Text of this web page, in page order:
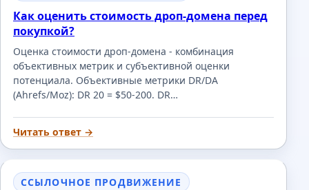
Как оценить стоимость дроп-домена перед
покупкой?
Оценка стоимости дроп-домена - комбинация
объективных метрик и субъективной оценки
потенциала. Объективные метрики DR/DA
(Ahrefs/Moz): DR 20 = $50-200. DR…
Читать ответ →
ССЫЛОЧНОЕ ПРОДВИЖЕНИЕ